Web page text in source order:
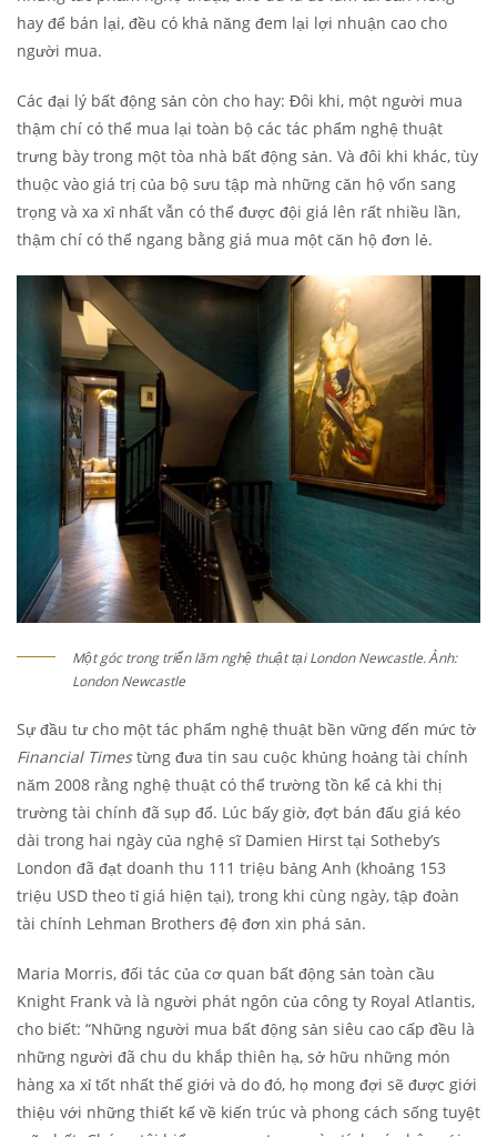
hay để bán lại, đều có khả năng đem lại lợi nhuận cao cho
người mua.
Các đại lý bất động sản còn cho hay: Đôi khi, một người mua
thậm chí có thể mua lại toàn bộ các tác phẩm nghệ thuật
trưng bày trong một tòa nhà bất động sản. Và đôi khi khác, tùy
thuộc vào giá trị của bộ sưu tập mà những căn hộ vốn sang
trọng và xa xỉ nhất vẫn có thể được đội giá lên rất nhiều lần,
thậm chí có thể ngang bằng giá mua một căn hộ đơn lẻ.
Một góc trong triển lãm nghệ thuật tại London Newcastle. Ảnh:
London Newcastle
Sự đầu tư cho một tác phẩm nghệ thuật bền vững đến mức tờ
Financial Timestừng đưa tin sau cuộc khủng hoảng tài chính
năm 2008 rằng nghệ thuật có thể trường tồn kể cả khi thị
trường tài chính đã sụp đổ. Lúc bấy giờ, đợt bán đấu giá kéo
dài trong hai ngày của nghệ sĩ Damien Hirst tại Sotheby’s
London đã đạt doanh thu 111 triệu bảng Anh (khoảng 153
triệu USD theo tỉ giá hiện tại), trong khi cùng ngày, tập đoàn
tài chính Lehman Brothers đệ đơn xin phá sản.
Maria Morris, đối tác của cơ quan bất động sản toàn cầu
Knight Frank và là người phát ngôn của công ty Royal Atlantis,
cho biết: “Những người mua bất động sản siêu cao cấp đều là
những người đã chu du khắp thiên hạ, sở hữu những món
hàng xa xỉ tốt nhất thế giới và do đó, họ mong đợi sẽ được giới
thiệu với những thiết kế về kiến ​​trúc và phong cách sống tuyệt